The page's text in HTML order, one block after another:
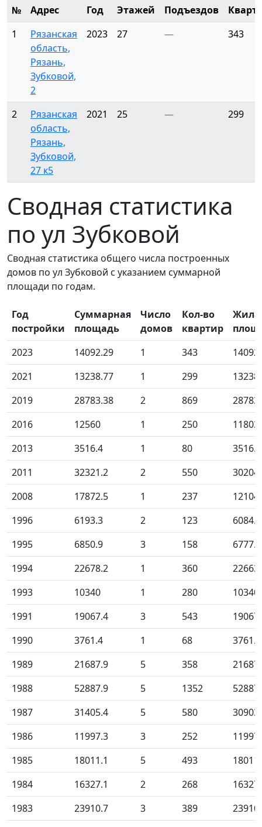
№ Адрес Год Этажей Подъездов
1
Рязанская
область,
Рязань,
Зубковой,
2
2023 27 — 343
2
Рязанская
область,
Рязань,
Зубковой,
27 к5
2021 25 — 299
Сводная статистика
по ул Зубковой
Сводная статистика общего числа построенных
домов по ул Зубковой с указанием суммарной
площади по годам.
Год
постройки
Суммарная
площадь
Число
домов
Кол-во
квартир
2023
14092.29 1 343
2021
13238.77 1 299
2019
28783.38 2 869
2016
12560 1 250
2013
3516.4 1 80
2011
32321.2 2 550
2008
17872.5 1 237
1996
6193.3 2 123
1995
6850.9 3 158
1994
22678.2 1 360
1993
10340 1 280
1991
19067.4 3 543
1990
3761.4 1 68
1989
21687.9 5 358
1988
52887.9 5 1352
1987
31405.4 5 580
1986
11997.3 3 252
1985
18011.1 5 493
1984
16327.1 2 268
1983
23910.7 3 389